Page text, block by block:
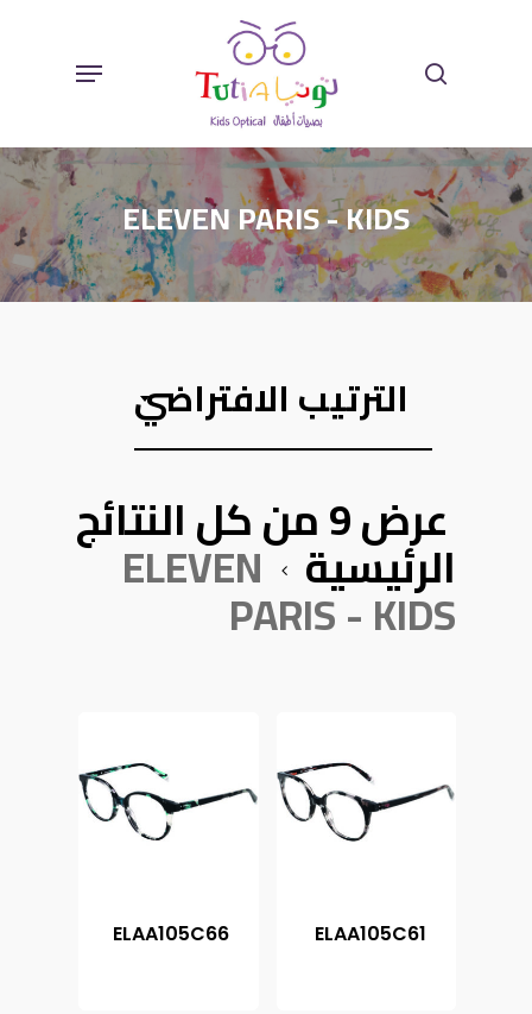
Main
Content
Menu
ELEVEN PARIS - KIDS
الترتيب الافتراضي
عرض ⁦9⁩ من كل النتائج
الرئيسية ELEVEN
PARIS - KIDS
ELAA105C61
ELAA105C66